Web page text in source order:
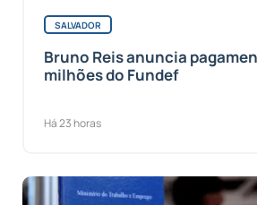
SALVADOR
Bruno Reis anuncia
milhões do Fundef
Há 23 horas